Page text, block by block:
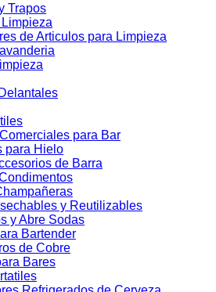
Trapos
de Articulos para Limpieza
para Bar
para Hielo
de Barra
y Reutilizables
y Abre Sodas
Bartender
de Cobre
Bares